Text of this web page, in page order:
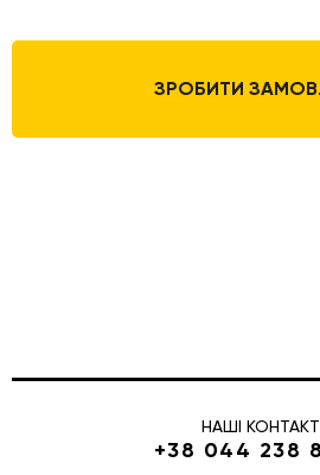
ЗРОБИТИ
НАШІ
+38 044 238